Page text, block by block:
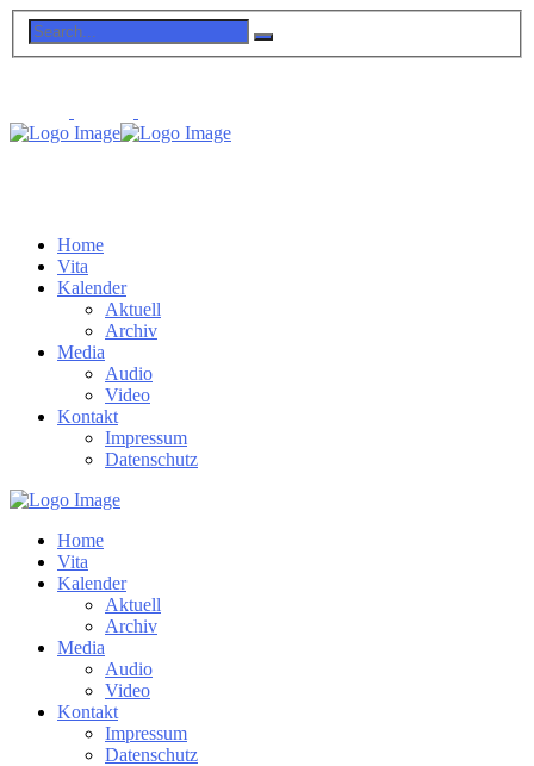
Home
Vita
Kalender
Aktuell
Archiv
Media
Audio
Video
Kontakt
Impressum
Datenschutz
Home
Vita
Kalender
Aktuell
Archiv
Media
Audio
Video
Kontakt
Impressum
Datenschutz